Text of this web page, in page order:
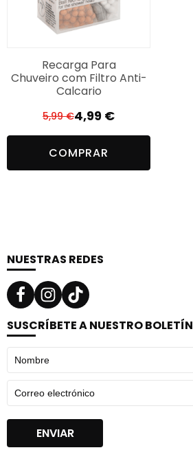
Recarga Para
Chuveiro com Filtro Anti-
Calcario
5,99€ El
precio
original
era:
4,99 €
El
precio
actual
es:
COMPRAR
NUESTRAS REDES
SUSCRÍBETE A NUESTRO BOLETÍN